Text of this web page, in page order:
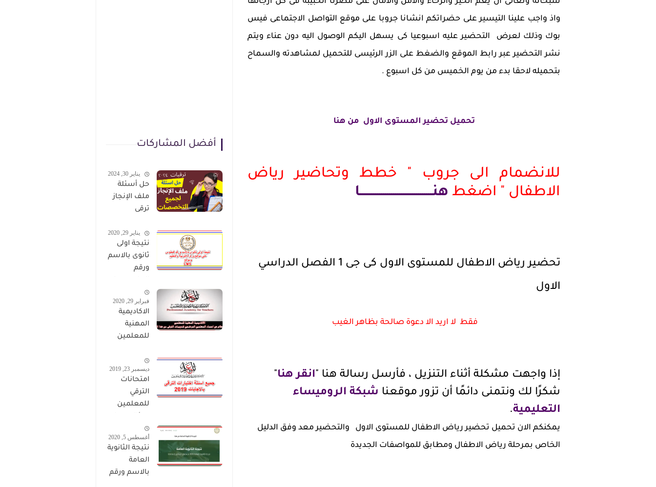
واذ واجب علينا التيسير على حضراتكم انشانا جروبا على موقع التواصل الاجتماعى فيس
بوك وذلك لعرض التحضير عليه اسبوعيا كى يسهل اليكم الوصول اليه دون عناء ويتم
نشر التحضير عبر رابط الموقع والضغط على الزر الرئيسى للتحميل لمشاهدته والسماح
بتحميله لاحقا بدء من يوم الخميس من كل اسبوع .
تحميل تحضير المستوى الاول من هنا
للانضمام الى جروب " خطط وتحاضير رياض
الاطفال " اضغط هنـــــــــــــــــــــــــــــــــــــا
تحضير رياض الاطفال للمستوى الاول كى جى 1 الفصل الدراسي
الاول
فقط لا اريد الا دعوة صالحة بظاهر الغيب
إذا واجهت مشكلة أثناء التنزيل ، فأرسل رسالة هنا "انقر هنا"
شكرًا لك ونتمنى دائمًا أن تزور موقعنا شبكة الروميساء
التعليمية.
يمكنكم الان تحميل تحضير رياض الاطفال للمستوى الاول والتحضير معد وفق الدليل
الخاص بمرحلة رياض الاطفال ومطابق للمواصفات الجديدة
أفضل المشاركات
يناير 30, 2024
حل أسئلة
ملف الإنجاز
ترقى
2024 صالح
لجميع
التخصصات
يناير 29, 2020
نتيجة اولى
ثانوى بالاسم
ورقم
موقع وزارة
التربية
والتعليم
وموقع LMS
فبراير 29, 2020
الاكاديمية
المهنية
للمعلمين
عن اسماء
المعلمين
لتدريبات
ديسمبر 23, 2019
امتحانات
الترقي
للمعلمين
حمل من هنا
أغسطس 5, 2020
نتيجة الثانوية
العامة
بالاسم ورقم